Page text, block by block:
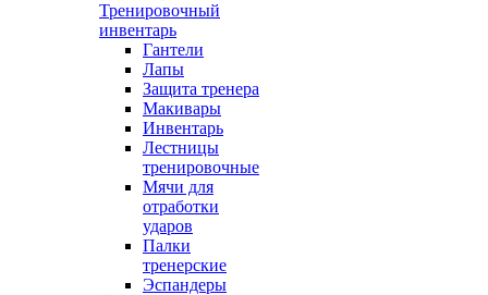
Тренировочный
инвентарь
Гантели
Лапы
Защита тренера
Макивары
Инвентарь
Лестницы
тренировочные
Мячи для
отработки
ударов
Палки
тренерские
Эспандеры